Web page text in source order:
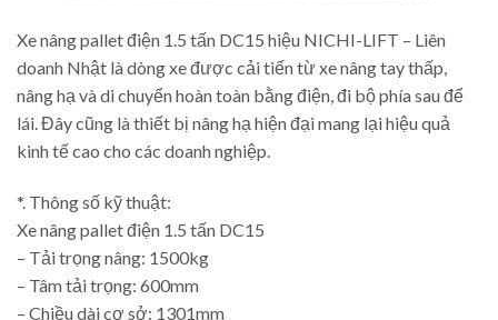
Xe nâng pallet điện 1.5 tấn DC15 hiệu NICHI-LIFT – Liên
doanh Nhật là dòng xe được cải tiến từ xe nâng tay thấp,
nâng hạ và di chuyển hoàn toàn bằng điện, đi bộ phía sau để
lái. Đây cũng là thiết bị nâng hạ hiện đại mang lại hiệu quả
kinh tế cao cho các doanh nghiệp.
*. Thông số kỹ thuật:
Xe nâng pallet điện 1.5 tấn DC15
– Tải trọng nâng: 1500kg
– Tâm tải trọng: 600mm
– Chiều dài cơ sở: 1301mm